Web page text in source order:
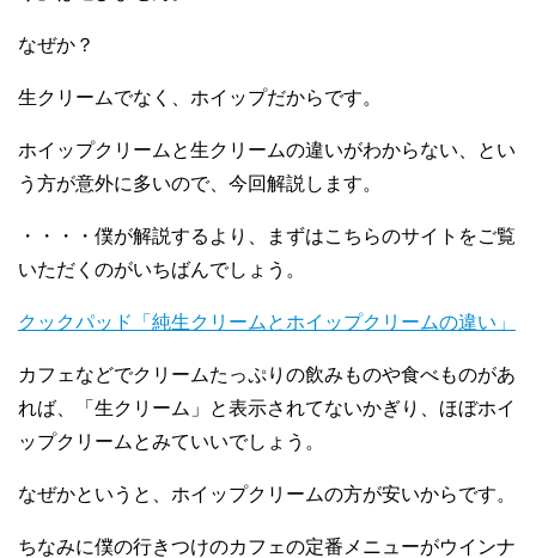
なぜか？
生クリームでなく、ホイップだからです。
ホイップクリームと生クリームの違いがわからない、とい
う方が意外に多いので、今回解説します。
・・・・僕が解説するより、まずはこちらのサイトをご覧
いただくのがいちばんでしょう。
クックパッド「純生クリームとホイップクリームの違い」
カフェなどでクリームたっぷりの飲みものや食べものがあ
れば、「生クリーム」と表示されてないかぎり、ほぼホイ
ップクリームとみていいでしょう。
なぜかというと、ホイップクリームの方が安いからです。
ちなみに僕の行きつけのカフェの定番メニューがウインナ